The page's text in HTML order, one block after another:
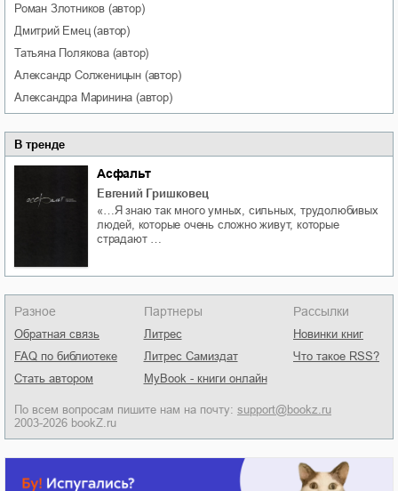
Роман Злотников (автор)
Дмитрий Емец(автор)
Татьяна Полякова(автор)
Александр Солженицын (автор)
Александра Маринина (автор)
В тренде
Асфальт
Евгений Гришковец
«…Я знаю так много умных, сильных, трудолюбивых
людей, которые очень сложно живут, которые
страдают …
Разное
Обратная связь
FAQ по библиотеке
Стать автором
Партнеры
Литрес
Литрес Самиздат
MyBook - книги онлайн
Рассылки
Новинки книг
Что такое RSS?
По всем вопросам пишите нам на почту: support@bookz.ru
2003-2026 bookZ.ru